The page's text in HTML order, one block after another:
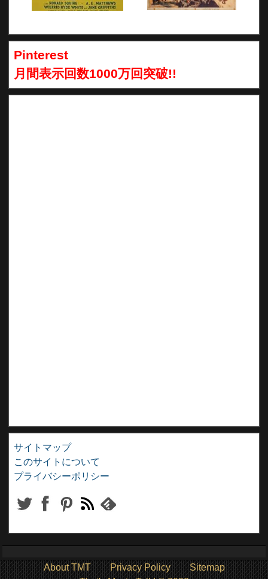
Pinterest
月間表示回数1000万回突破!!
サイトマップ
このサイトについて
プライバシーポリシー
About TMT Privacy Policy
Sitemap